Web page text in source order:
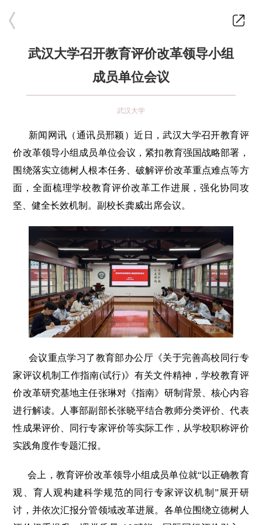
武汉大学召开教育评价改革领导小组
成员单位会议
武汉大学
新闻网讯（通讯员邢颖）近日，武汉大学召开教育评
价改革领导小组成员单位会议，紧扣教育强国战略部署，
围绕落实立德树人根本任务、破解评价改革重点难点等方
面，全面梳理学校教育评价改革工作进展，强化协同攻
坚、健全长效机制。副校长龚威出席会议。
会议重点学习了教育部办公厅《关于完善高校同行专
家评议机制工作指南(试行)》有关文件精神，学校教育评
价改革研究基地主任张琳对《指南》研制背景、核心内容
进行解读。人事部副部长张晓平结合教师分类评价、代表
性成果评价、同行专家评价等实际工作，从学校职称评价
实践角度作专题汇报。
会上，教育评价改革领导小组成员单位就“以正确教育
观、育人观构建科学规范的同行专家评议机制”展开研
讨，并依次汇报分管领域改革进展。各单位围绕立德树人